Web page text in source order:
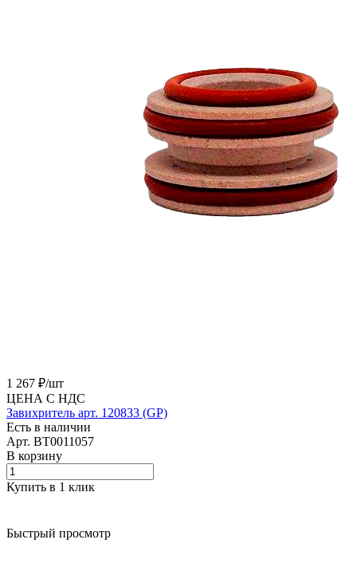
1 267 ₽/шт
ЦЕНА С НДС
Завихритель арт. 120833 (GP)
Есть в наличии
Арт. BT0011057
В корзину
Купить в 1 клик
Быстрый просмотр